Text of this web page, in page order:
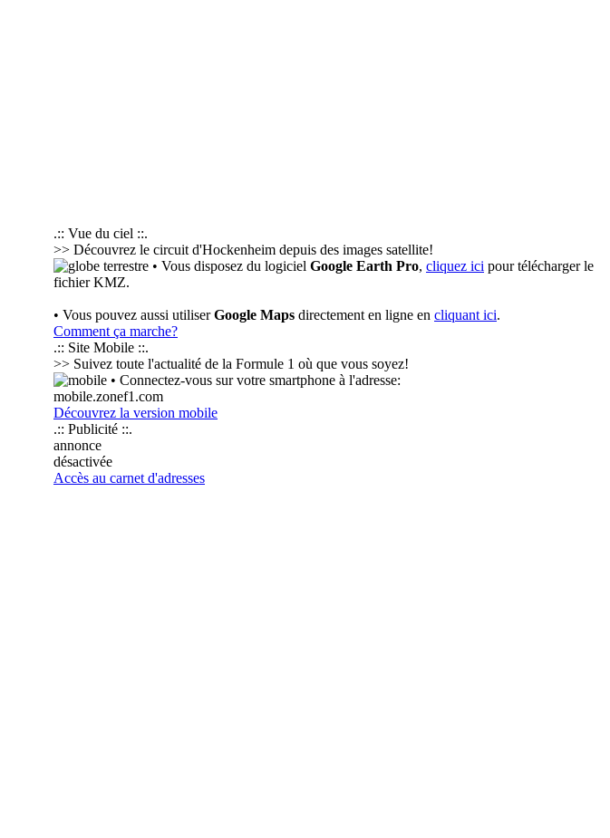
.:: Vue du ciel ::.
>> Découvrez le circuit d'Hockenheim depuis des images satellite!
• Vous disposez du logiciel Google Earth Pro, cliquez ici pour télécharger le
fichier KMZ.
• Vous pouvez aussi utiliserGoogle Maps directement en ligne en cliquant ici.
Comment ça marche?
.:: Site Mobile ::.
>> Suivez toute l'actualité de la Formule 1 où que vous soyez!
• Connectez-vous sur votre smartphone à l'adresse:
mobile.zonef1.com
Découvrez la version mobile
.:: Publicité ::.
annonce
désactivée
Accès au carnet d'adresses